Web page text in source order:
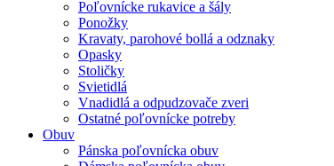
Poľovnícke rukavice a šály
Ponožky
Kravaty, parohové bollá a odznaky
Opasky
Stoličky
Svietidlá
Vnadidlá a odpudzovače zveri
Ostatné poľovnícke potreby
Obuv
Pánska poľovnícka obuv